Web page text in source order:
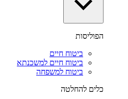
הפוליסות
ביטוח חיים
ביטוח חיים למשכנתא
ביטוח למשפחה
כלים להחלטה